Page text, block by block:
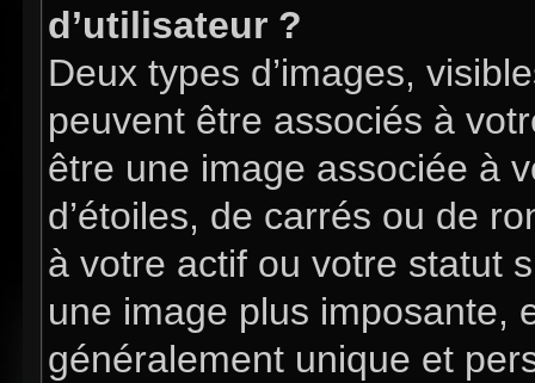
d’utilisateur ?
Deux types d’images,
peuvent être associés à
être une image associée à
d’étoiles, de carrés ou de
à votre actif ou votre statut
une image plus imposante,
généralement unique et